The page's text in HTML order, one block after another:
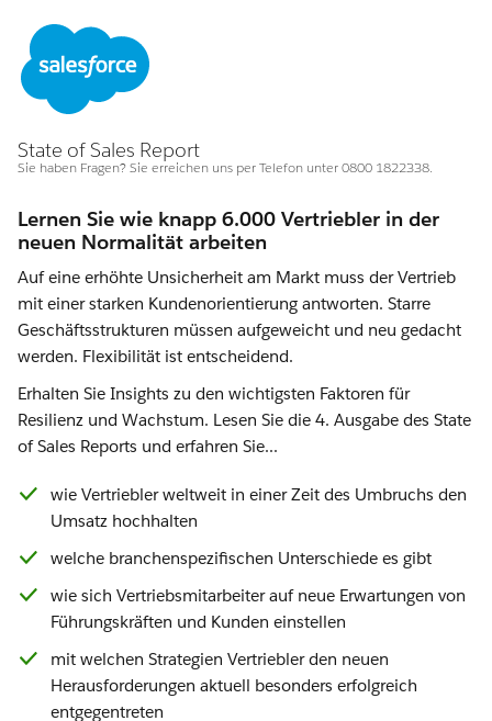
State of Sales Report
Sie haben Fragen? Sie erreichen uns per Telefon unter 0800 1822338.
Lernen Sie wie knapp 6.000 Vertriebler in der
neuen Normalität arbeiten
Auf eine erhöhte Unsicherheit am Markt muss der Vertrieb
mit einer starken Kundenorientierung antworten. Starre
Geschäftsstrukturen müssen aufgeweicht und neu gedacht
werden. Flexibilität ist entscheidend.
Erhalten Sie Insights zu den wichtigsten Faktoren für
Resilienz und Wachstum. Lesen Sie die 4. Ausgabe des State
of Sales Reports und erfahren Sie...
wie Vertriebler weltweit in einer Zeit des Umbruchs den
Umsatz hochhalten
welche branchenspezifischen Unterschiede es gibt
wie sich Vertriebsmitarbeiter auf neue Erwartungen von
Führungskräften und Kunden einstellen
mit welchen Strategien Vertriebler den neuen
Herausforderungen aktuell besonders erfolgreich
entgegentreten